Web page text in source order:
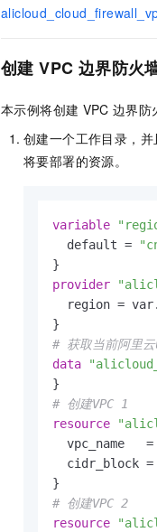
创建 VPC 边界防火
本示例将创建 VPC 边界防
创建一个工作目录，
将要部署的资源。
variable
  default =
provider
region =
# 获取当前阿里
data
# 创建VPC 1
resource
  vpc_name   =
  cidr_block =
# 创建VPC 2
resource